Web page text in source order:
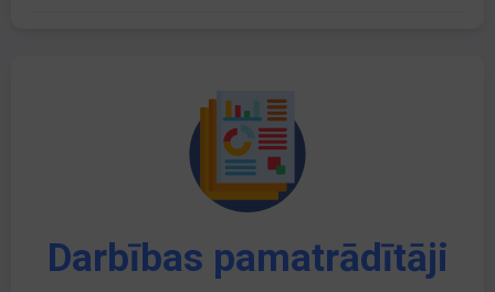
Darbības pamatrādītāji